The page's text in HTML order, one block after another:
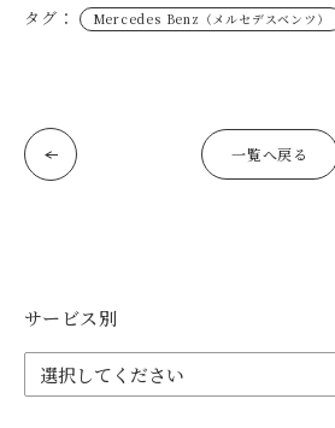
タグ： Mercedes Benz（メルセデスベンツ）
一覧へ戻る
サービス別